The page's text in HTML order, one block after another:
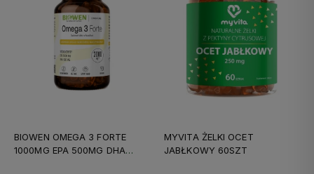
BIOWEN OMEGA 3 FORTE
1000MG EPA 500MG DHA
MYVITA ŻELKI OCET
JABŁKOWY 60SZT